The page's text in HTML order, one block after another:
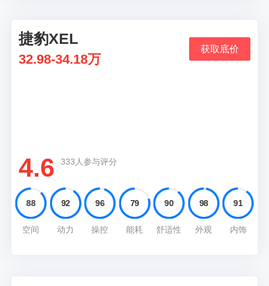
07
捷豹XEL
32.98-34.18万
获取底价
4.6 333人参与评分
88
空间
92
动力
96
操控
79
能耗
90
舒适性
98
外观
91
内饰